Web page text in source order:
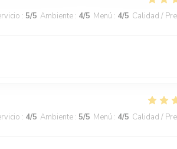
: 5/5 Ambiente : 4/5 Menú : 4/5 Calidad /
: 4/5 Ambiente : 5/5 Menú : 4/5 Calidad /